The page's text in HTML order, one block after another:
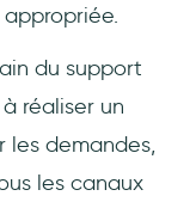
du support
réaliser un
les demandes,
les canaux